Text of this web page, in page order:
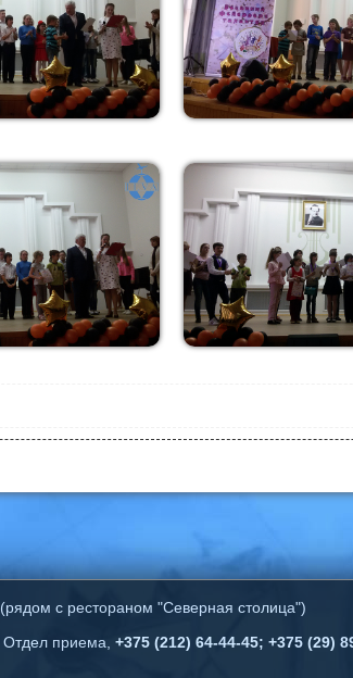
(рядом с рестораном "Северная столица")
Отдел приема, +375 (212) 64-44-45; +375 (29)